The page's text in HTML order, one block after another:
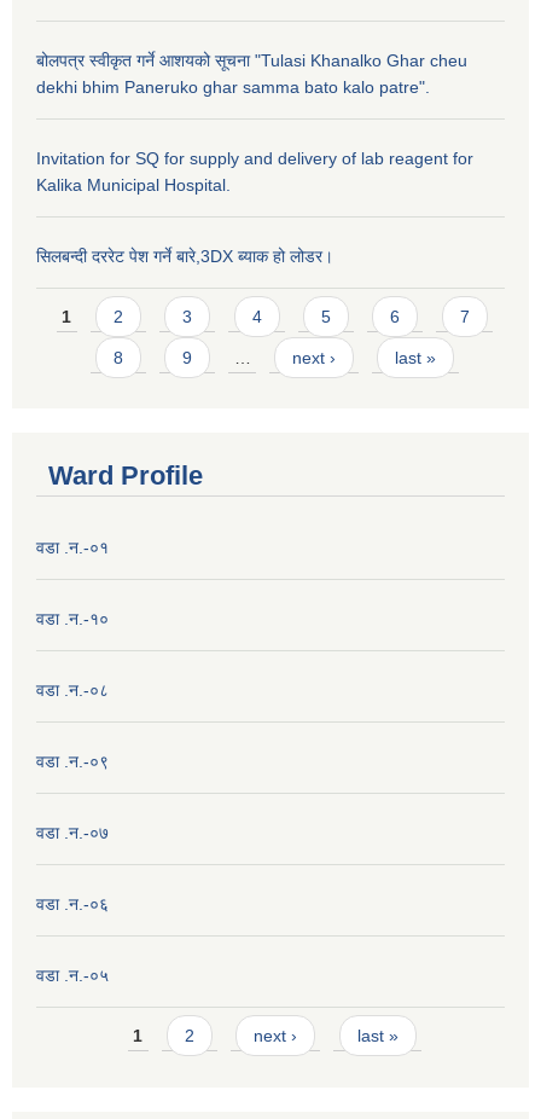
बोलपत्र स्वीकृत गर्ने आशयको सूचना "Tulasi Khanalko Ghar cheu
dekhi bhim Paneruko ghar samma bato kalo patre".
Invitation for SQ for supply and delivery of lab reagent for
Kalika Municipal Hospital.
सिलबन्दी दररेट पेश गर्ने बारे,3DX ब्याक हो लोडर।
Pages
1 2 3 4 5 6 7
8 9 next › last »
Ward Profile
वडा .न.-०१
वडा .न.-१०
वडा .न.-०८
वडा .न.-०९
वडा .न.-०७
वडा .न.-०६
वडा .न.-०५
Pages1 2 next › last »